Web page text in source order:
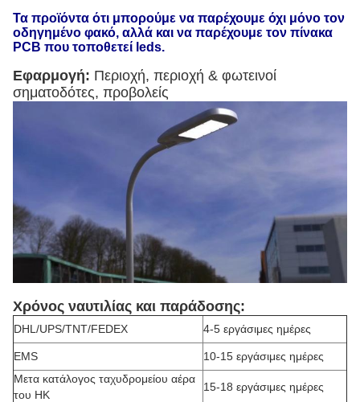
Τα προϊόντα ότι μπορούμε να παρέχουμε όχι μόνο τον
οδηγημένο φακό, αλλά και να παρέχουμε τον πίνακα
PCB που τοποθετεί leds.
Εφαρμογή: Περιοχή, περιοχή & φωτεινοί
σηματοδότες, προβολείς
Χρόνος ναυτιλίας και παράδοσης:
DHL/UPS/TNT/FEDEX 4-5 εργάσιμες ημέρες
EMS
10-15 εργάσιμες ημέρες
Μετα κατάλογος ταχυδρομείου αέρα
του HK
15-18 εργάσιμες ημέρες